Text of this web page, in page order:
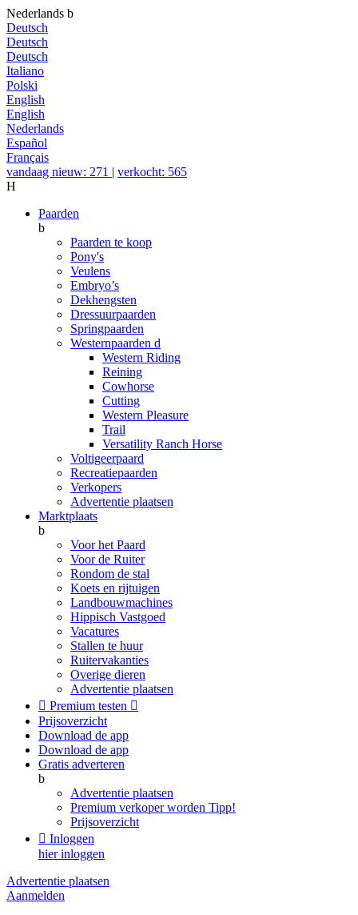
Nederlands b
Deutsch
Deutsch
Deutsch
Italiano
Polski
English
English
Nederlands
Español
Français
vandaag nieuw: 271 | verkocht: 565
H
Paarden
b
Paarden te koop
Pony's
Veulens
Embryo’s
Dekhengsten
Dressuurpaarden
Springpaarden
Westernpaarden d
Western Riding
Reining
Cowhorse
Cutting
Western Pleasure
Trail
Versatility Ranch Horse
Voltigeerpaard
Recreatiepaarden
Verkopers
Advertentie plaatsen
Marktplaats
b
Voor het Paard
Voor de Ruiter
Rondom de stal
Koets en rijtuigen
Landbouwmachines
Hippisch Vastgoed
Vacatures
Stallen te huur
Ruitervakanties
Overige dieren
Advertentie plaatsen
 Premium testen 
Prijsoverzicht
Download de app
Download de app
Gratis adverteren
b
Advertentie plaatsen
Premium verkoper worden Tipp!
Prijsoverzicht
 Inloggen
hier inloggen
Advertentie plaatsen
Aanmelden